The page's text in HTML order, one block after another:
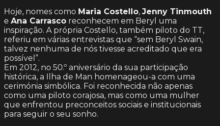
Hoje, nomes como Maria Costello, Jenny Tinmouth
e Ana Carrasco reconhecem em Beryl uma
inspiração. A própria Costello, também piloto do TT,
referiu em várias entrevistas que “sem Beryl Swain,
talvez nenhuma de nós tivesse acreditado que era
possível”.
Em 2012, no 50.º aniversário da sua participação
histórica, a Ilha de Man homenageou-a com uma
cerimónia simbólica. Foi reconhecida não apenas
como uma piloto corajosa, mas como uma mulher
que enfrentou preconceitos sociais e institucionais
para seguir o seu sonho.